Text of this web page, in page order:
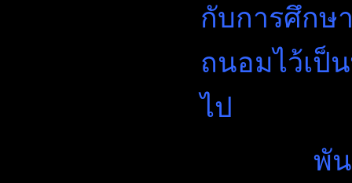
กับการศึกษ
ถนอมไว้เป็
ไป
พันธุ์ไม้